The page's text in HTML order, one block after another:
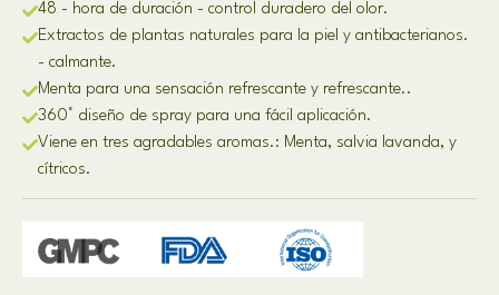
48 - hora de duración - control duradero del olor.
Extractos de plantas naturales para la piel y antibacterianos.
- calmante.
Menta para una sensación refrescante y refrescante..
360° diseño de spray para una fácil aplicación.
Viene en tres agradables aromas.: Menta, salvia lavanda, y
cítricos.